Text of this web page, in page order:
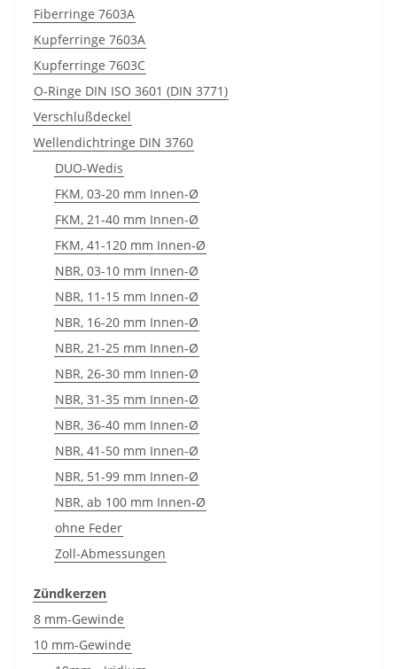
Fiberringe 7603A
Kupferringe 7603A
Kupferringe 7603C
O-Ringe DIN ISO 3601 (DIN 3771)
Verschlußdeckel
Wellendichtringe DIN 3760
DUO-Wedis
FKM, 03-20 mm Innen-Ø
FKM, 21-40 mm Innen-Ø
FKM, 41-120 mm Innen-Ø
NBR, 03-10 mm Innen-Ø
NBR, 11-15 mm Innen-Ø
NBR, 16-20 mm Innen-Ø
NBR, 21-25 mm Innen-Ø
NBR, 26-30 mm Innen-Ø
NBR, 31-35 mm Innen-Ø
NBR, 36-40 mm Innen-Ø
NBR, 41-50 mm Innen-Ø
NBR, 51-99 mm Innen-Ø
NBR, ab 100 mm Innen-Ø
ohne Feder
Zoll-Abmessungen
Zündkerzen
8 mm-Gewinde
10 mm-Gewinde